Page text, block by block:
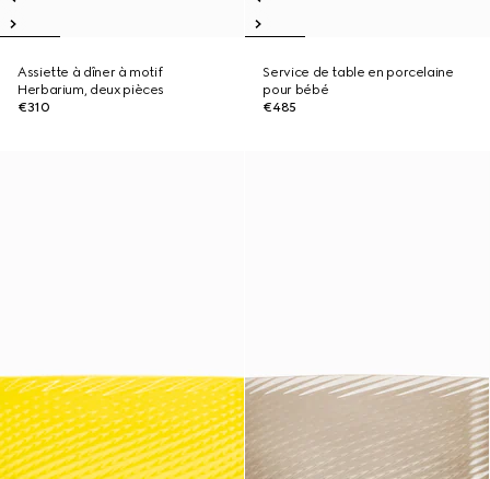
Assiette à dîner à motif
Herbarium, deux pièces
€310
Service de table en porcelaine
pour bébé
€485